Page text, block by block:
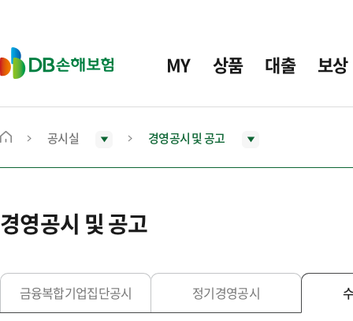
D
B
보
MY 상품 대출 보상
메
으
로
동
공시실 경영공시 및 공고
경영공시 및 공고
금융복합기업집단공시 정기경영공시